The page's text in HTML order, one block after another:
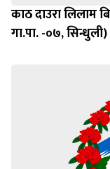
काठ दाउरा लिलाम
गा.पा. -०७, सिन्धुली)